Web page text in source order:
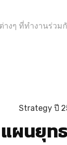
งๆ ที่ทำงานร่ว
Strategy ปี
แผนยุท